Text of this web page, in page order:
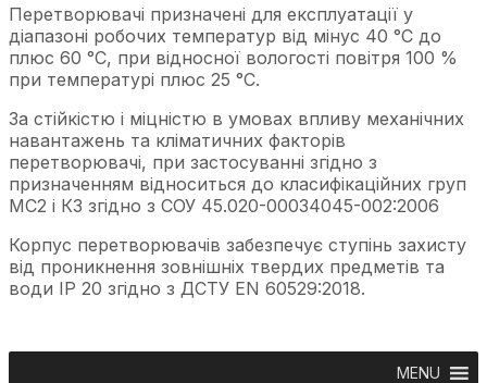
Перетворювачі призначені для експлуатації у
діапазоні робочих температур від мінус 40 °С до
плюс 60 °С, при відносної вологості повітря 100 %
при температурі плюс 25 °С.
За стійкістю і міцністю в умовах впливу механічних
навантажень та кліматичних факторів
перетворювачі, при застосуванні згідно з
призначенням відноситься до класифікаційних груп
МС2 і К3 згідно з СОУ 45.020-00034045-002:2006
Корпус перетворювачів забезпечує ступінь захисту
від проникнення зовнішніх твердих предметів та
води ІР 20 згідно з ДСТУ EN 60529:2018.
MENU